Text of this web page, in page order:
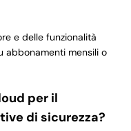
e delle funzionalità
abbonamenti mensili o
per il
di sicurezza?